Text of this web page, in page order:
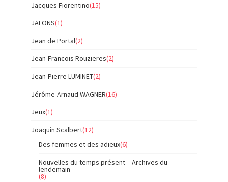
Jacques Fiorentino(15)
JALONS(1)
Jean de Portal(2)
Jean-Francois Rouzieres(2)
Jean-Pierre LUMINET(2)
Jérôme-Arnaud WAGNER(16)
Jeux(1)
Joaquin Scalbert(12)
Des femmes et des adieux(6)
Nouvelles du temps présent – Archives du
lendemain
(8)